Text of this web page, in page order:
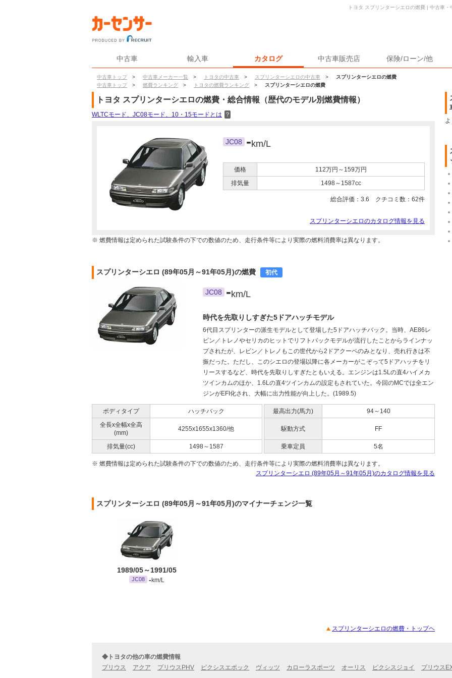
中古車 輸入車 カタログ 中古車販売店 保険/ローン/他
中古車トップ > 中古車メーカー一覧 > トヨタの中古車 > スプリンターシエロの中古車 >
スプリンターシエロの燃費
中古車トップ
> 燃費ランキング > トヨタの燃費ランキング > スプリンターシエロの燃費
トヨタ スプリンターシエロの燃費 | 中古車
トヨタ スプリンターシエロの燃費・総合情報（歴代のモデル別燃費情報）
WLTCモード、JC08モード、10・15モードとは ？
JC08 -km/L
価格
112万円～159万円
排気量
1498～1587cc
総合評価： 3.6 クチコミ数： 62件
スプリンターシエロのカタログ情報を見る
※ 燃費情報は定められた試験条件の下での数値のため、走行条件等により実際の燃料消費率は異なります。
スプリンターシエロ (89年05月～91年05月)の燃費 初代
JC08 -km/L
時代を先取りしすぎた5ドアハッチモデル
6代目スプリンターの派生モデルとして登場した5ドアハッチバック。当時、AE86レ
ビン／トレノやセリカのヒットでリフトバックモデルが流行したことからラインナッ
プされたが、レビン／トレノもこの世代から2ドアクーペのみとなり、売れ行きは不
振だった。ただし、このシエロの登場以降に各メーカーがこぞって5ドアハッチをリ
リースするなど、時代を先取りしすぎたともいえる。エンジンは1.5Lの直4ハイメカ
ツインカムのほか、1.6Lの直4ツインカムの設定もされていた。今回のMCでは全エン
ジンがEFI化され、大幅に出力性能が向上した。(1989.5)
ボディタイプ ハッチバック 最高出力(馬力)
94～140
全長x全幅x全高
(mm)
4255x1655x1360/他 駆動方式 FF
排気量(cc) 1498～1587 乗車定員 5名
※ 燃費情報は定められた試験条件の下での数値のため、走行条件等により実際の燃料消費率は異なります。
スプリンターシエロ (89年05月～91年05月)のカタログ情報を見る
スプリンターシエロ (89年05月～91年05月)のマイナーチェンジ一覧
1989/05～1991/05
JC08 - km/L
スプリンターシエロの燃費・トップヘ
◆トヨタの他の車の燃費情報
プリウス
アクア プリウスPHV ピクシスエポック ヴィッツ カローラスポーツ オーリス ピクシスジョイ プリウス